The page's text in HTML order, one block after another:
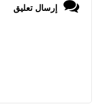
إرسال تعليق